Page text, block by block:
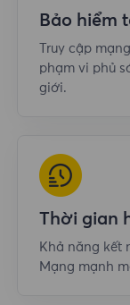
Bảo hiểm
Truy cập
phạm vi phủ
giới.
Thời gian
Khả năng kết
Mạng mạnh